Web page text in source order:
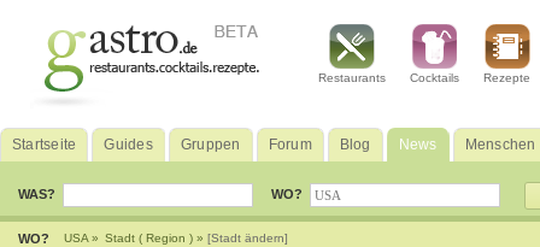
Restaurants Cocktails Rezepte
Startseite Guides Gruppen Forum Blog News Menschen
WAS? WO?
WO? USA » Stadt ( Region ) » [Stadt ändern]